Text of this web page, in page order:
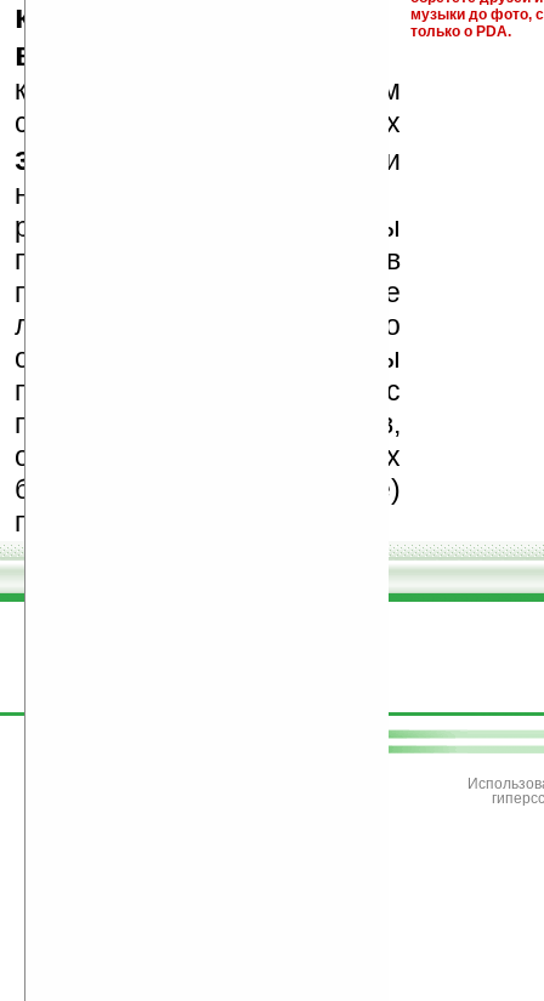
ключи и ссылки на
варезные сайты
музыки до фото,
только о PDA.
к публикации на нашем
сайте в комментариях
запрещены
, как и
несанкционированная
реклама (спам). Мы
поддерживаем авторов
программ и развитие
легального программного
обеспечения. Также мы
призываем Вас
поддерживать авторов,
особенно создающих
бесплатные (freeware)
программы.